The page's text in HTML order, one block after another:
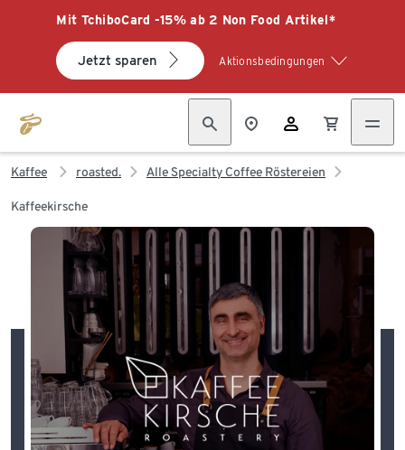
Mit TchiboCard -15% ab 2 Non Food Artikel*
Jetzt sparen Aktionsbedingungen
Kaffee roasted. Alle Specialty Coffee Röstereien
Kaffeekirsche